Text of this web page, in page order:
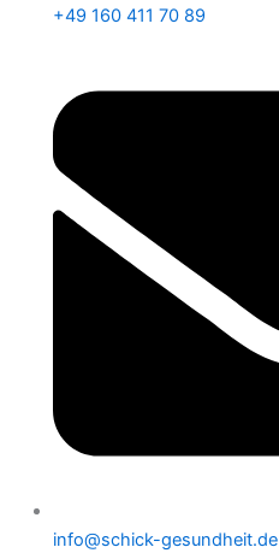
+49 160 411 70 89
info@schick-gesundheit.de